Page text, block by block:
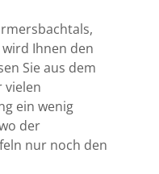
Ihnen den
Sie aus dem
vielen
ein wenig
der
nur noch den